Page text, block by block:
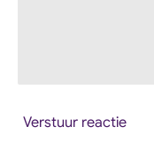
Verstuur reactie